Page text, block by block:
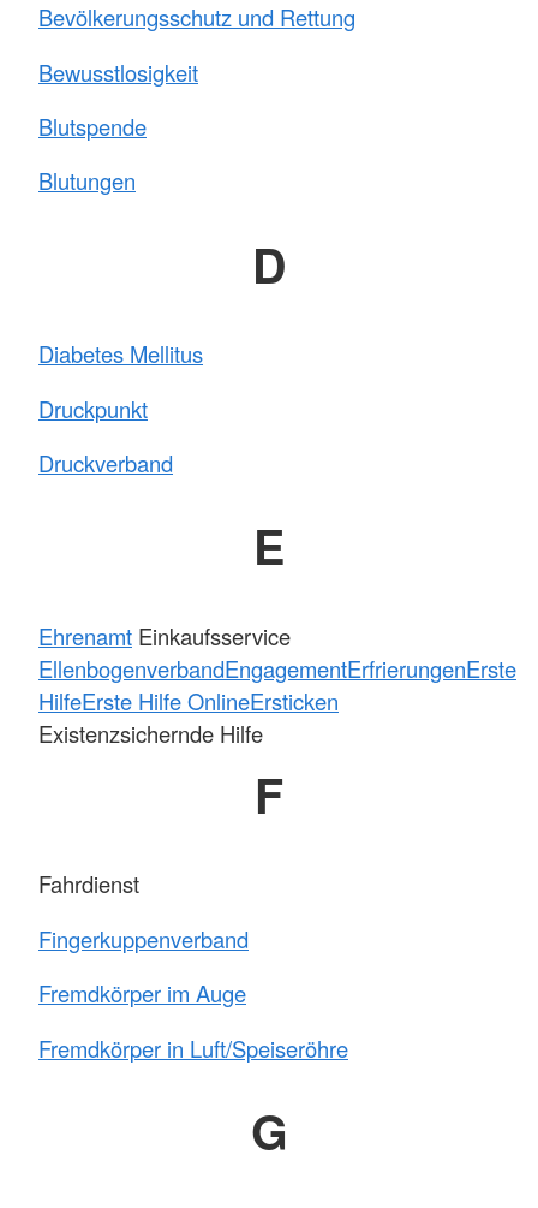
Bevölkerungsschutz und Rettung
Bewusstlosigkeit
Blutspende
Blutungen
D
Diabetes Mellitus
Druckpunkt
Druckverband
E
Ehrenamt Einkaufsservice
EllenbogenverbandEngagementErfrierungenErste
HilfeErste Hilfe OnlineErsticken
Existenzsichernde Hilfe
F
Fahrdienst
Fingerkuppenverband
Fremdkörper im Auge
Fremdkörper in Luft/Speiseröhre
G